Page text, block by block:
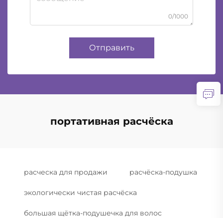
0/1000
Отправить
портативная расчёска
расческа для продажи расчёска-подушка
экологически чистая расчёска
большая щётка-подушечка для волос